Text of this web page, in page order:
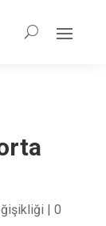
| 0